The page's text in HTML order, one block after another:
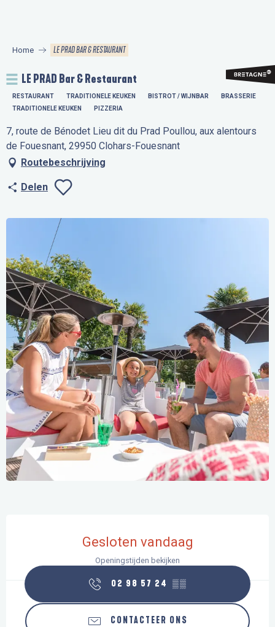
principal
Home LE PRAD BAR & RESTAURANT
LE PRAD Bar & Restaurant
RESTAURANT TRADITIONELE KEUKEN BISTROT / WIJNBAR
BRASSERIE
TRADITIONELE KEUKEN
PIZZERIA
7, route de Bénodet Lieu dit du Prad Poullou, aux alentours
de Fouesnant, 29950 Clohars-Fouesnant
Routebeschrijving
Delen
Gesloten vandaag
Openingstijden bekijken
02 98 57 24 ▒▒
CONTACTEER ONS